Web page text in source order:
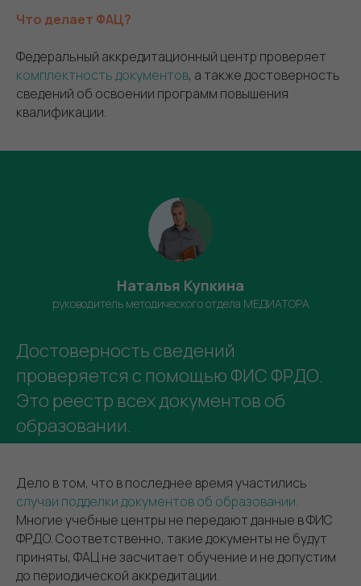
Что делает ФАЦ?
Федеральный аккредитационный центр проверяет
комплектность документов, а также достоверность
сведений об освоении программ повышения
квалификации.
Наталья Купкина
руководитель методического отдела МЕДИАТОРА
Достоверность сведений
проверяется с помощью ФИС ФРДО.
Это реестр всех документов об
образовании.
Дело в том, что в последнее время участились
случаи подделки документов об образовании.
Многие учебные центры не передают данные в ФИС
ФРДО. Соответственно, такие документы не будут
приняты, ФАЦ не засчитает обучение и не допустим
до периодической аккредитации.